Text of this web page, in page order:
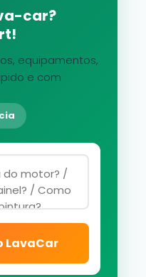
car?
equipamentos,
e com
LavaCar